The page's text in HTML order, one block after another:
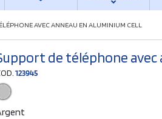
AVEC ANNEAU EN ALUMINIUM CELL
de téléphone avec
123945